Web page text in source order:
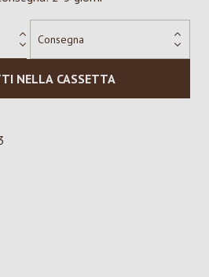
NELLA CASSETTA